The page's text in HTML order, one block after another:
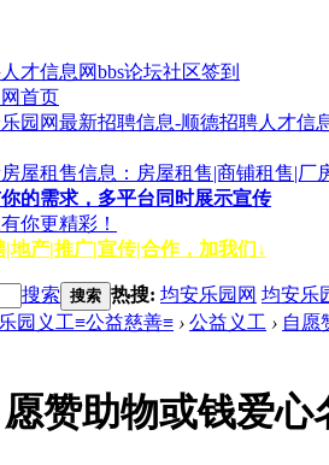
才信息网bbs论坛社区签到
首页
园网最新招聘信息-顺德招聘人才信
屋租售信息：房屋租售|商铺租售|厂
的需求，多平台同时展示宣传
你更精彩！
|地产|推广|宣传|合作，加我们↓
搜索 搜索 热搜: 均安乐园网 均安乐
乐园义工≡公益慈善≡ › 公益义工 › 自愿
愿赞助物或钱爱心